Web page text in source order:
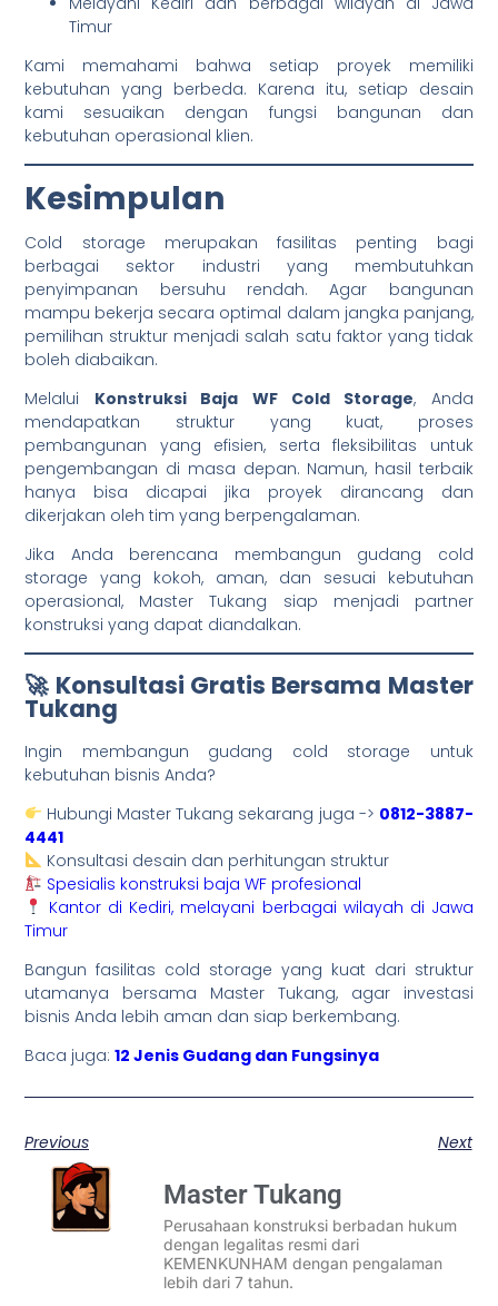
Timur
Kami memahami bahwa setiap proyek memiliki
kebutuhan yang berbeda. Karena itu, setiap desain
kami sesuaikan dengan fungsi bangunan dan
kebutuhan operasional klien.
Kesimpulan
Cold storage merupakan fasilitas penting bagi
berbagai sektor industri yang membutuhkan
penyimpanan bersuhu rendah. Agar bangunan
mampu bekerja secara optimal dalam jangka panjang,
pemilihan struktur menjadi salah satu faktor yang tidak
boleh diabaikan.
Melalui Konstruksi Baja WF Cold Storage, Anda
mendapatkan struktur yang kuat, proses
pembangunan yang efisien, serta fleksibilitas untuk
pengembangan di masa depan. Namun, hasil terbaik
hanya bisa dicapai jika proyek dirancang dan
dikerjakan oleh tim yang berpengalaman.
Jika Anda berencana membangun gudang cold
storage yang kokoh, aman, dan sesuai kebutuhan
operasional, Master Tukang siap menjadi partner
konstruksi yang dapat diandalkan.
🚀 Konsultasi Gratis Bersama Master
Tukang
Ingin membangun gudang cold storage untuk
kebutuhan bisnis Anda?
Hubungi Master Tukang sekarang juga -> 0812-3887-
4441
Konsultasi desain dan perhitungan struktur
Spesialis konstruksi baja WF profesional
Kantor di Kediri, melayani berbagai wilayah di Jawa
Timur
Bangun fasilitas cold storage yang kuat dari struktur
utamanya bersama Master Tukang, agar investasi
bisnis Anda lebih aman dan siap berkembang.
Baca juga:12 Jenis Gudang dan Fungsinya
Previous Next
Master Tukang
Perusahaan konstruksi berbadan hukum
dengan legalitas resmi dari
KEMENKUNHAM dengan pengalaman
lebih dari 7 tahun.